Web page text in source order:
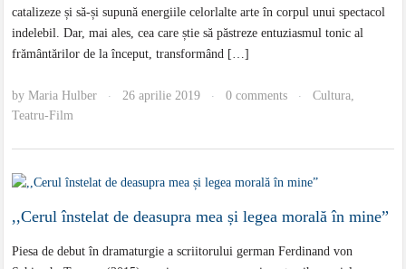
catalizeze și să-și supună energiile celorlalte arte în corpul unui spectacol
indelebil. Dar, mai ales, cea care știe să păstreze entuziasmul tonic al
frământărilor de la început, transformând […]
byMaria Hulber · 26 aprilie 2019 · 0 comments · Cultura,
Teatru-Film
,,Cerul înstelat de deasupra mea și legea morală în mine”
Piesa de debut în dramaturgie a scriitorului german Ferdinand von